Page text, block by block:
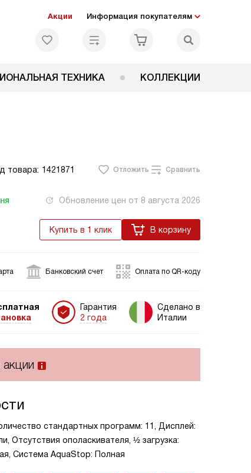
Акции Информация покупателям
ТЕХНИКА КОЛЛЕКЦИИ
товара: 1421871 Отложить Сравнить
Обновление цен от 8 августа 2026
Купить в 1 клик В корзину
Банковский счет Оплата по QR-коду
Гарантия
2 года
Сделано в
Италии
акции
стандартных программ: 11, Дисплей:
Отсутствия ополаскивателя, ½ загрузка:
Система AquaStop: Полная